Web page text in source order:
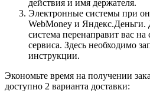
действия и имя держателя.
Электронные системы при
WebMoney и
система перенаправит вас
сервиса. Здесь необходимо
инструкции.
Экономьте время на получении
доступно 2 варианта доставки: